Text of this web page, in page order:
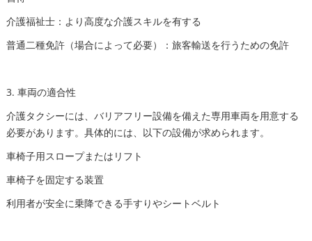
介護福祉士：より高度な介護スキルを有する
普通二種免許（場合によって必要）：旅客輸送を行うための免許
3. 車両の適合性
介護タクシーには、バリアフリー設備を備えた専用車両を用意する
必要があります。具体的には、以下の設備が求められます。
車椅子用スロープまたはリフト
車椅子を固定する装置
利用者が安全に乗降できる手すりやシートベルト